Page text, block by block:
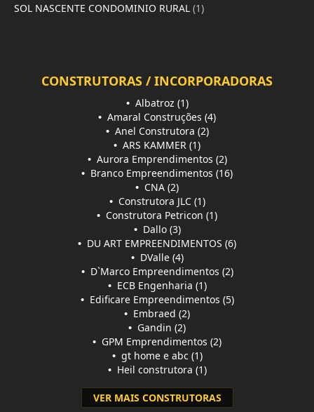
SOL NASCENTE CONDOMINIO RURAL (1)
CONSTRUTORAS / INCORPORADORAS
• Albatroz (1)
• Amaral Construções (4)
• Anel Construtora (2)
• ARS KAMMER (1)
• Aurora Emprendimentos (2)
• Branco Empreendimentos (16)
• CNA (2)
• Construtora JLC (1)
• Construtora Petricon (1)
• Dallo (3)
• DU ART EMPREENDIMENTOS (6)
• DValle (4)
• D`Marco Empreendimentos (2)
• ECB Engenharia (1)
• Edificare Empreendimentos (5)
• Embraed (2)
• Gandin (2)
• GPM Emprendimentos (2)
• gt home e abc (1)
• Heil construtora (1)
VER MAIS CONSTRUTORAS